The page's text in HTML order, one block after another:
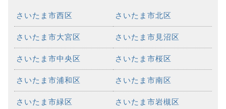
さいたま市西区 さいたま市北区
さいたま市大宮区 さいたま市見沼区
さいたま市中央区 さいたま市桜区
さいたま市浦和区 さいたま市南区
さいたま市緑区 さいたま市岩槻区